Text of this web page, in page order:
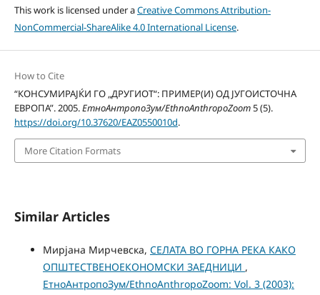
This work is licensed under aCreative Commons Attribution-
NonCommercial-ShareAlike 4.0 International License.
How to Cite
“КОНСУМИРАЈЌИ ГО „ДРУГИОТ“: ПРИМЕР(И) ОД ЈУГОИСТОЧНА
ЕВРОПА”. 2005.ЕтноАнтропоЗум/EthnoAnthropoZoom5 (5).
https://doi.org/10.37620/EAZ0550010d.
More Citation Formats
Similar Articles
Мирјана Мирчевска, СЕЛАТА ВО ГОРНА РЕКА КАКО
ОПШТЕСТВЕНОЕКОНОМСКИ ЗАЕДНИЦИ ,
ЕтноАнтропоЗум/EthnoAnthropoZoom: Vol. 3 (2003):